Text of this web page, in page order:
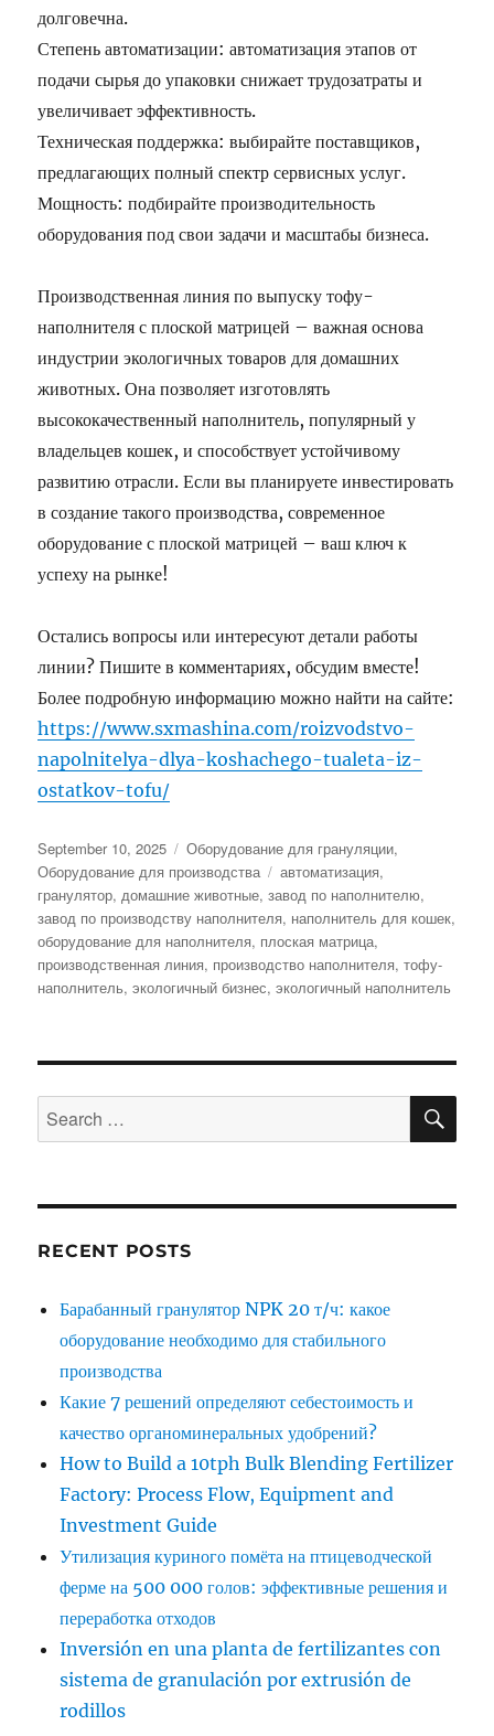
долговечна.
Степень автоматизации: автоматизация этапов от
подачи сырья до упаковки снижает трудозатраты и
увеличивает эффективность.
Техническая поддержка: выбирайте поставщиков,
предлагающих полный спектр сервисных услуг.
Мощность: подбирайте производительность
оборудования под свои задачи и масштабы бизнеса.
Производственная линия по выпуску тофу-
наполнителя с плоской матрицей – важная основа
индустрии экологичных товаров для домашних
животных. Она позволяет изготовлять
высококачественный наполнитель, популярный у
владельцев кошек, и способствует устойчивому
развитию отрасли. Если вы планируете инвестировать
в создание такого производства, современное
оборудование с плоской матрицей – ваш ключ к
успеху на рынке!
Остались вопросы или интересуют детали работы
линии? Пишите в комментариях, обсудим вместе!
Более подробную информацию можно найти на сайте:
https://www.sxmashina.com/roizvodstvo-
napolnitelya-dlya-koshachego-tualeta-iz-
ostatkov-tofu/
Posted
on
September 10, 2025 Categories
Оборудование для грануляции,
Оборудование для производства
Tags
автоматизация,
гранулятор,домашние животные,завод по наполнителю,
завод по производству наполнителя, наполнитель для кошек,
оборудование для наполнителя, плоская матрица,
производственная линия, производство наполнителя,тофу-
наполнитель,экологичный бизнес,экологичный наполнитель
Search
for:
RECENT POSTS
Барабанный гранулятор NPK 20 т/ч: какое
оборудование необходимо для стабильного
производства
Какие 7 решений определяют себестоимость и
качество органоминеральных удобрений?
How to Build a 10tph Bulk Blending Fertilizer
Factory: Process Flow, Equipment and
Investment Guide
Утилизация куриного помёта на птицеводческой
ферме на 500 000 голов: эффективные решения и
переработка отходов
Inversión en una planta de fertilizantes con
sistema de granulación por extrusión de
rodillos